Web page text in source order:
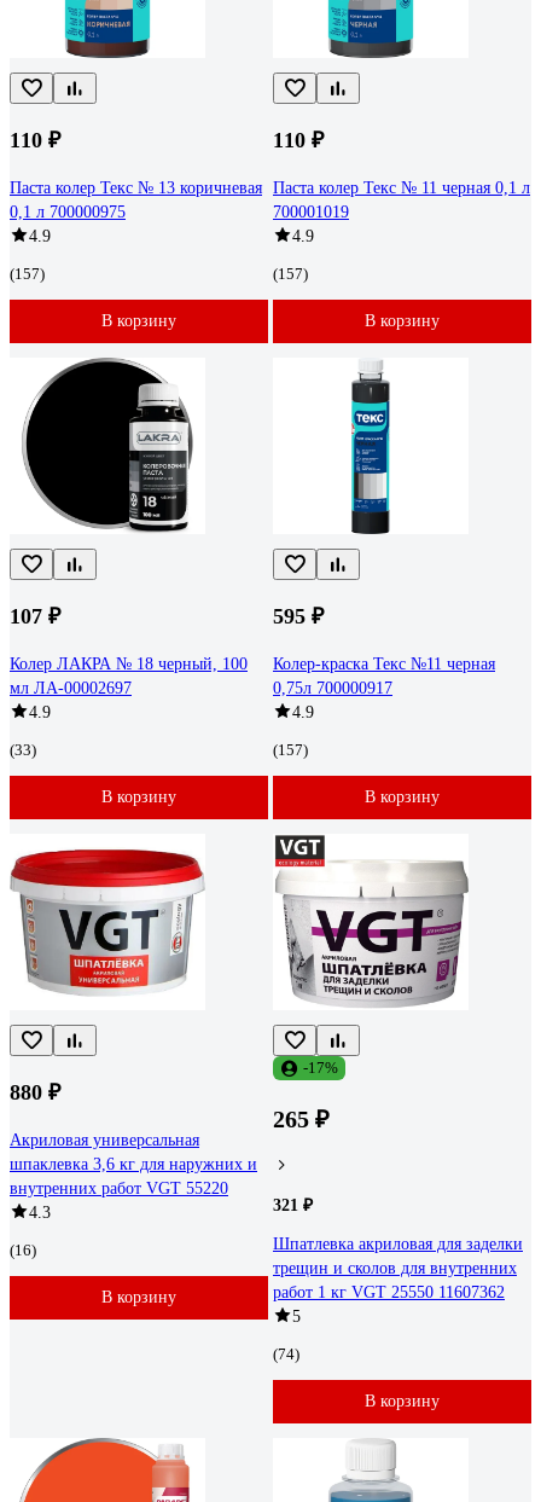
110 ₽
Паста колер Текс № 13 коричневая
0,1 л 700000975
4.9
(157)
В корзину
110 ₽
Паста колер Текс № 11 черная 0,1 л
700001019
4.9
(157)
В корзину
107 ₽
Колер ЛАКРА № 18 черный, 100
мл ЛА-00002697
4.9
(33)
В корзину
595 ₽
Колер-краска Текс №11 черная
0,75л 700000917
4.9
(157)
В корзину
880 ₽
Акриловая универсальная
шпаклевка 3,6 кг для наружних и
внутренних работ VGT 55220
4.3
(16)
В корзину
-17%
265 ₽
321 ₽
Шпатлевка акриловая для заделки
трещин и сколов для внутренних
работ 1 кг VGT 25550 11607362
5
(74)
В корзину